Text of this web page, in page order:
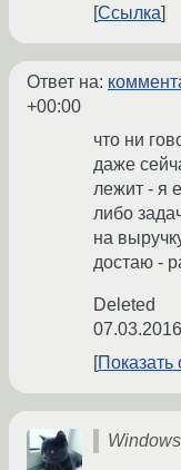
Ссылка
Ответ на:
+00:00
что ни
даже
лежит - я
либо
на
достаю -
Deleted
Показать